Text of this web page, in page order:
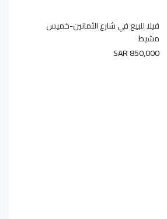
فيلا للبيع في شارع الثمانين-خميس
مشيط
SAR 850,000